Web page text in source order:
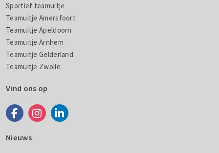
Sportief teamuitje
Teamuitje Amersfoort
Teamuitje Apeldoorn
Teamuitje Arnhem
Teamuitje Gelderland
Teamuitje Zwolle
Vind ons op
Nieuws